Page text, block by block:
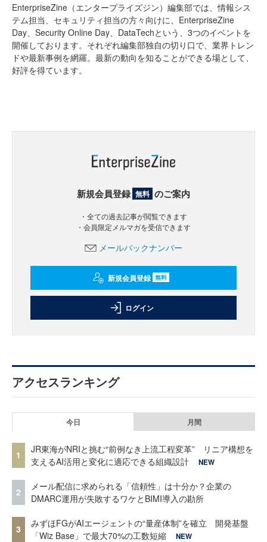
EnterpriseZine（エンタープライズジン）編集部では、情報シス
テム担当、セキュリティ担当の方々向けに、EnterpriseZine
Day、Security Online Day、DataTechという、3つのイベントを
開催しております。それぞれ編集部独自の切り口で、業界トレン
ドや最新事例を網羅。最新の動向を知ることができる場として、
好評を得ています。
新規会員登録 無料 のご案内
・全ての過去記事が閲覧できます
・会員限定メルマガを受信できます
メールバックナンバー
新規会員登録 無料
ログイン
アクセスランキング
今日 月間
1
JR東海がNRIと挑む“前例なき上流工程変革” リニア構想を
支えるAI活用と変化に適応できる組織設計
NEW
2
メール配信に求められる「信頼性」は十分か？企業の
DMARC運用が失敗するワケとBIMI導入の勘所
3
みずほFGがAIエージェントの“量産体制”を確立 開発基盤
「Wiz Base」で最大70%の工数短縮
NEW